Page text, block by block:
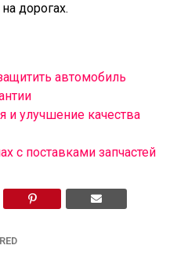
дорогах.
автомобиль
и улучшение качества
с поставками запчастей